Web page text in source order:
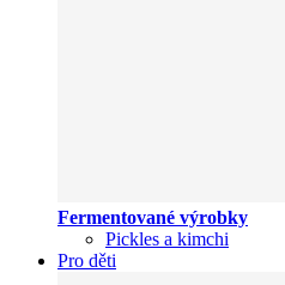
Fermentované výrobky
Pickles a kimchi
Pro děti